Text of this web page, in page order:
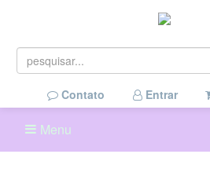
Contato Entrar
Menu